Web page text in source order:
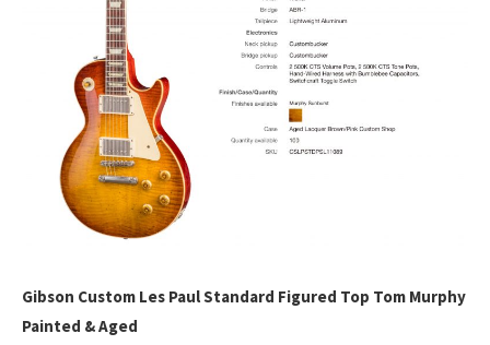
Gibson Custom Les Paul Standard Figured Top Tom Murphy
Painted & Aged